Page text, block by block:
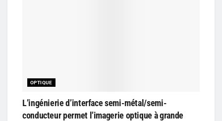
OPTIQUE
L’ingénierie d’interface semi-métal/semi-
conducteur permet l’imagerie optique à grande